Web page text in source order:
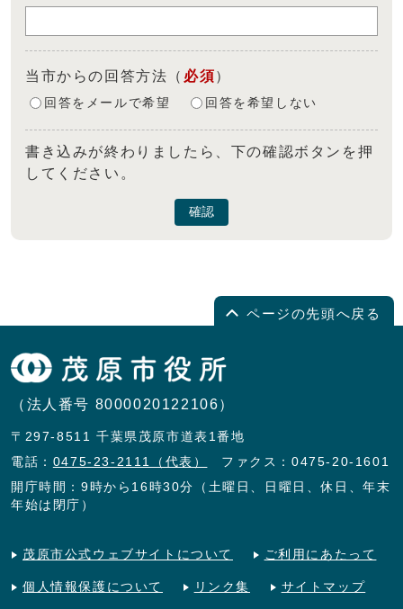
当市からの回答方法 （ 必須）
回答をメールで希望 回答を希望しない
書き込みが終わりましたら、下の確認ボタンを押
してください。
確認
ページの先頭へ戻る
（法人番号 8000020122106）
〒297-8511 千葉県茂原市道表1番地
電話： 0475-23-2111（代表）
ファクス：0475-20-1601
開庁時間：9時から16時30分（土曜日、日曜日、休日、年末
年始は閉庁）
茂原市公式ウェブサイトについて ご利用にあたって
個人情報保護について リンク集 サイトマップ